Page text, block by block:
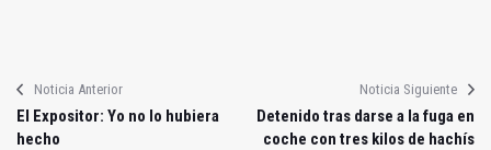
Noticia Anterior
El Expositor: Yo no lo hubiera
hecho
Noticia Siguiente
Detenido tras darse a la fuga en
coche con tres kilos de hachís